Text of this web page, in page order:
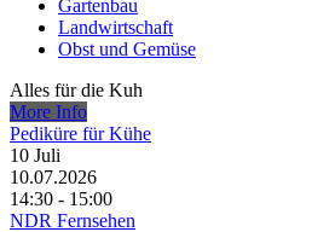
Gartenbau
Landwirtschaft
Obst und Gemüse
Alles für die Kuh
More Info
Pediküre für Kühe
10 Juli
10.07.2026
14:30 - 15:00
NDR Fernsehen